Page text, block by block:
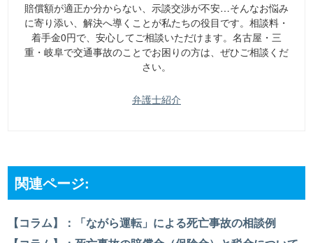
賠償額が適正か分からない、示談交渉が不安…そんなお悩み
に寄り添い、解決へ導くことが私たちの役目です。相談料・
着手金0円で、安心してご相談いただけます。名古屋・三
重・岐阜で交通事故のことでお困りの方は、ぜひご相談くだ
さい。
弁護士紹介
関連ページ:
【コラム】：「ながら運転」による死亡事故の相談例